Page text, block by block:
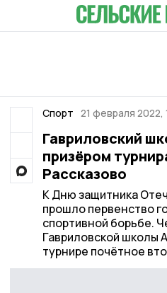
Спорт 21 февраля 2022,
Гавриловский
призёром
Рассказово
К Дню защитника
прошло первенство
спортивной борьбе.
Гавриловской школы
турнире почётное